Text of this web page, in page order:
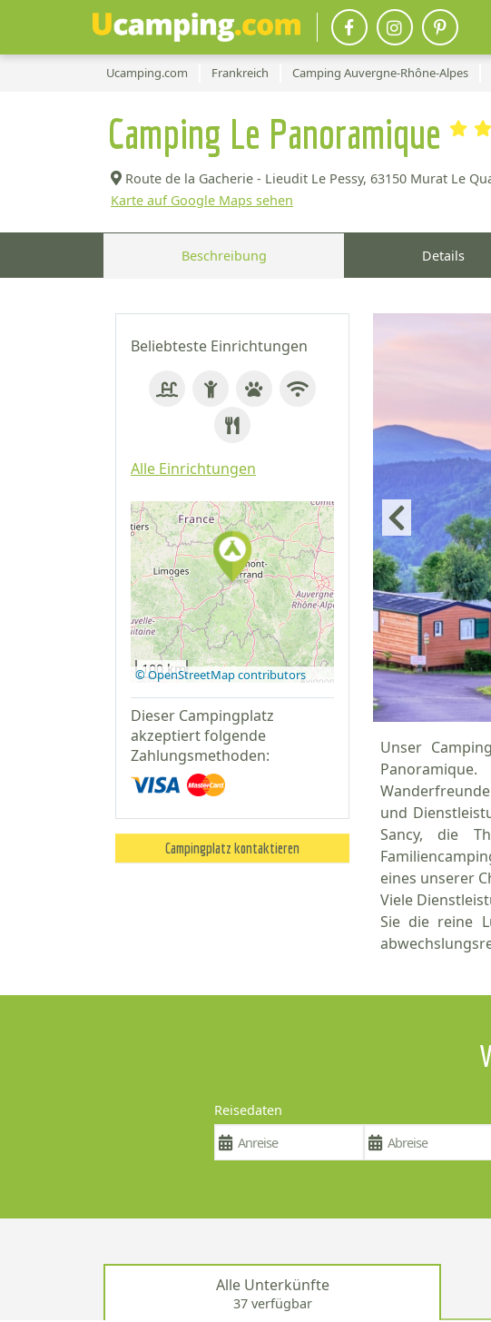
Ucamping.com Frankreich Camping Auvergne-Rhône-Alpes
Camping Le Panoramique
Route de la Gacherie - Lieudit Le Pessy, 63150 Murat Le
Karte auf Google Maps sehen
Beschreibung Details
Beliebteste Einrichtungen
Alle Einrichtungen
Auf Google
Maps
anzeigen
100 km
© OpenStreetMap contributors
Dieser Campingplatz
akzeptiert folgende
Zahlungsmethoden:
Campingplatz kontaktieren
Unser
und
Sancy, die
eines unserer
Viele
Sie die reine
Reisedaten
Alle Unterkünfte
37 verfügbar